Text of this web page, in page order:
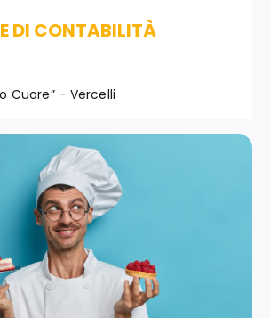
DI CONTABILITÀ
Cuore” - Vercelli